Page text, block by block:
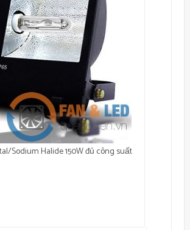
Sodium Halide 150W đủ công suất